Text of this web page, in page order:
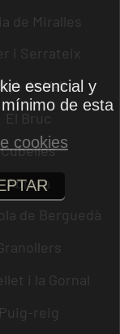
de Miralles
i Serrateix
de Vall
El Bruc
Cubelles
Abrera
de Berguedà
Granollers
i la Gornal
Puig-reig
esencial y
de esta
cookies